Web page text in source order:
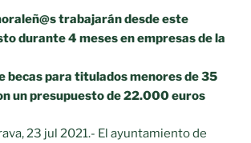
trabajarán desde este
durante 4 meses en empresas de la
becas para titulados menores de 35
un presupuesto de 22.000 euros
23 jul 2021.- El ayuntamiento de